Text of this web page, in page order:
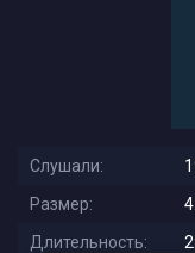
Слушали:
Размер:
Длительность: